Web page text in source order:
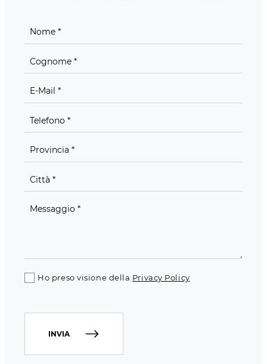
Ho preso visione della Privacy Policy
INVIA